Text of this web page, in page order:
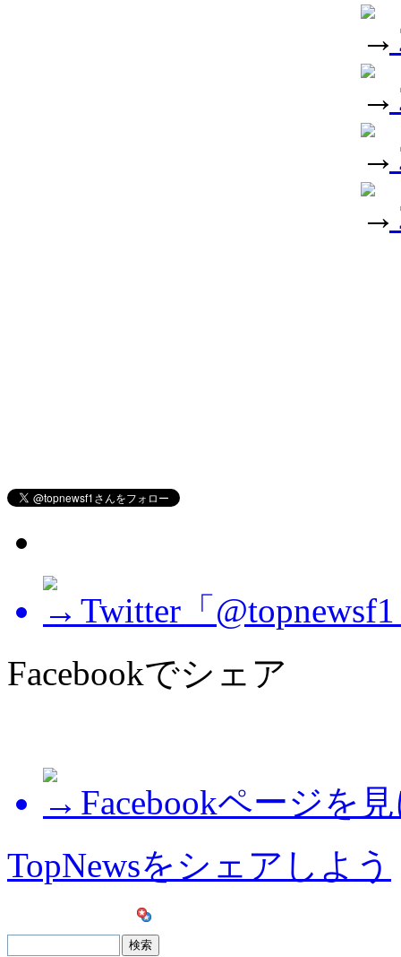
Twitter「
Facebookでシェア
Facebookページを
TopNewsをシェアしよう